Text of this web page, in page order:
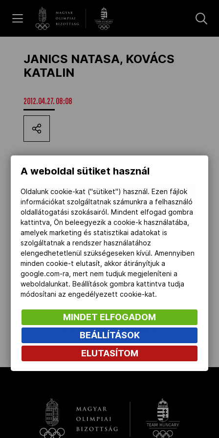
Hírek
Dakar 2026
Los Angeles 2028
MOB
Kettőskarrier-program
NOB
Társszervezetek
OVEP
JANICS NATASA, KOVÁCS
KATALIN
2012.04.27. 08:08
SPORTOLÓ
NEVE
OLIMPIA HELYEZÉS SPORTÁG VERSENYSZÁM
Janics
Natasa
2004 1
kajak-
kenu
K-1 500 m
K-2 500 m
Kovács
Katalin
2004
Kajak-
kenu
VISSZA AZ ELŐZŐ
OLDALRA
A weboldal sütiket használ
Oldalunk cookie-kat ("sütiket") használ. Ezen fájlok
információkat szolgáltatnak számunkra a felhasználó
oldallátogatási szokásairól. Mindent elfogad gombra
kattintva, Ön beleegyezik a cookie-k használatába,
amelyek marketing és statisztikai adatokat is
szolgáltatnak a rendszer használatához
elengedhetetlenül szükségeseken kívül. Amennyiben
minden cookie-t elutasít, akkor átirányítjuk a
google.com-ra, mert nem tudjuk megjeleníteni a
weboldalunkat. Beállítások gombra kattintva tudja
módosítani az engedélyezett cookie-kat.
MINDET ELFOGADOM
BEÁLLÍTÁSOK
ELUTASÍTOM